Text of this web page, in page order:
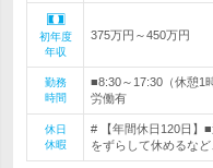
初年度
年収
375万円～450万円
勤務
時間
■8:30～17:30（休憩1
労働有
休日
休暇
# 【年間休日120日】
をずらして休めるな